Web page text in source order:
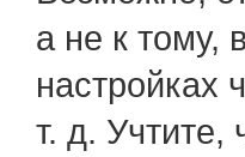
а не к тому,
настройках
т. д. Учтите,